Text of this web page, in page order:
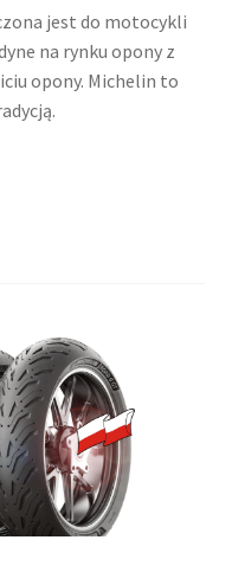
jest do motocykli
na rynku opony z
opony. Michelin to